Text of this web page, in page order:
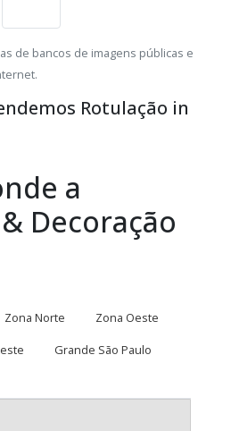
de bancos de imagens públicas e
Rotulação in
a
Decoração
Zona Norte
Zona Oeste
Grande São Paulo